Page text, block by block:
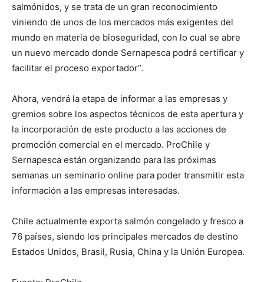
salmónidos, y se trata de un gran reconocimiento
viniendo de unos de los mercados más exigentes del
mundo en materia de bioseguridad, con lo cual se abre
un nuevo mercado donde Sernapesca podrá certificar y
facilitar el proceso exportador”.
Ahora, vendrá la etapa de informar a las empresas y
gremios sobre los aspectos técnicos de esta apertura y
la incorporación de este producto a las acciones de
promoción comercial en el mercado. ProChile y
Sernapesca están organizando para las próximas
semanas un seminario online para poder transmitir esta
información a las empresas interesadas.
Chile actualmente exporta salmón congelado y fresco a
76 países, siendo los principales mercados de destino
Estados Unidos, Brasil, Rusia, China y la Unión Europea.